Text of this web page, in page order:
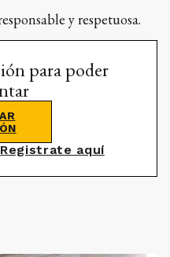
y respetuosa.
para poder
Registrate aquí